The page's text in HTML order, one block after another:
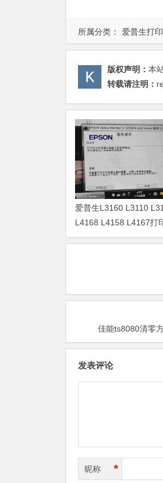
所属分类： 爱普生打
版权声明： 本
转载请注明：
爱普生L3160 L3110
L4168 L4158 L4167打
废墨清零软件
佳能ts8080清零
发表评论
昵称 *